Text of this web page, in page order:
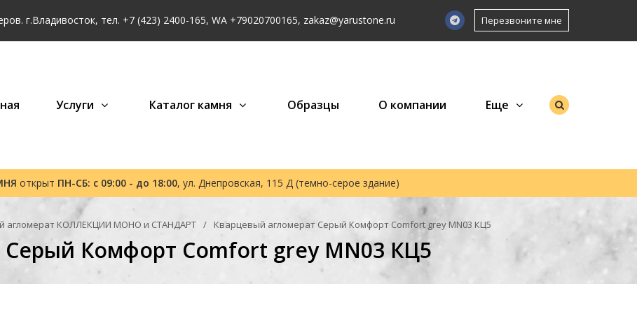
г.Владивосток, тел. +7 (423) 2400-165, WA +79020700165, zakaz@yarustone.ru Перезвоните мне
Услуги Каталог камня Образцы О компании Еще
открыт ПН-СБ: с 09:00 - до 18:00, ул. Днепровская, 115 Д (темно-серое здание)
Серый Комфорт Comfort grey MN03 КЦ5
агломерат КОЛЛЕКЦИИ МОНО и СТАНДАРТ Кварцевый агломерат Серый Комфорт Comfort grey MN03 КЦ5